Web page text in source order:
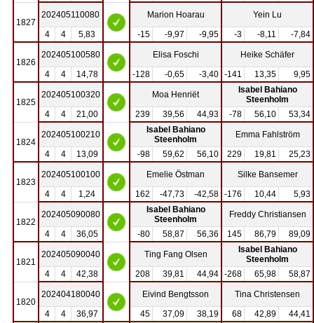
1827
202405110080 Marion Hoarau
Yein Lu
4
4 5,83 -15 -9,97 -9,95 -3 -8,11 -7,84
1826
202405100580 Elisa Foschi
Heike Schäfer
4
4 14,78 -128 -0,65 -3,40 -141 13,35 9,95
1825
202405100320 Moa Henriët
Isabel Bahiano
Steenholm
4
4 21,00 239 39,56 44,93 -78 56,10 53,34
1824
202405100210
Isabel Bahiano
Steenholm
Emma Fahlström
4
4 13,09 -98 59,62 56,10 229 19,81 25,23
1823
202405100100 Emelie Östman
Silke Bansemer
4
4 1,24 162 -47,73 -42,58 -176 10,44 5,93
1822
202405090080
Isabel Bahiano
Steenholm
Freddy Christiansen
4
4 36,05 -80 58,87 56,36 145 86,79 89,09
1821
202405090040 Ting Fang Olsen
Isabel Bahiano
Steenholm
4
4 42,38 208 39,81 44,94 -268 65,98 58,87
1820
202404180040 Eivind Bengtsson
Tina Christensen
4
4 36,97 45 37,09 38,19 68 42,89 44,41